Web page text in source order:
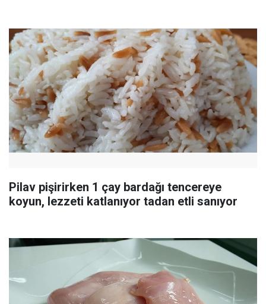
Pilav pişirirken 1 çay bardağı tencereye
koyun, lezzeti katlanıyor tadan etli sanıyor